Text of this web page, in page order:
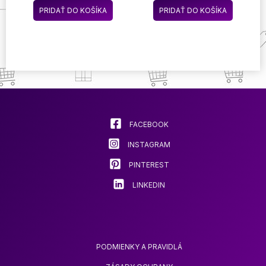
PRIDAŤ DO KOŠÍKA
NASTAVITEĽNÁ
PRIDAŤ DO KOŠÍKA
FACEBOOK
INSTAGRAM
PINTEREST
LINKEDIN
PODMIENKY A PRAVIDLÁ